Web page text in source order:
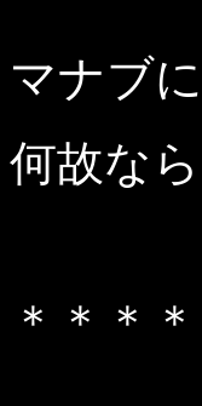
マナブ
何故な
＊＊＊